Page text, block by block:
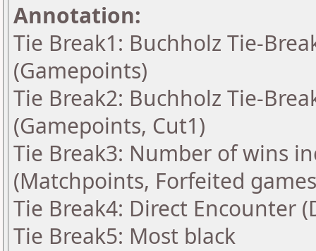
Annotation:
Tie Break1: Buchholz Tie-
(Gamepoints)
Tie Break2: Buchholz Tie-
(Gamepoints, Cut1)
Tie Break3: Number of wins
(Matchpoints, Forfeited
Tie Break4: Direct Encounter
Tie Break5: Most black